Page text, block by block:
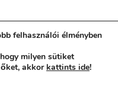
felhasználói élményben
milyen sütiket
akkor kattints ide!